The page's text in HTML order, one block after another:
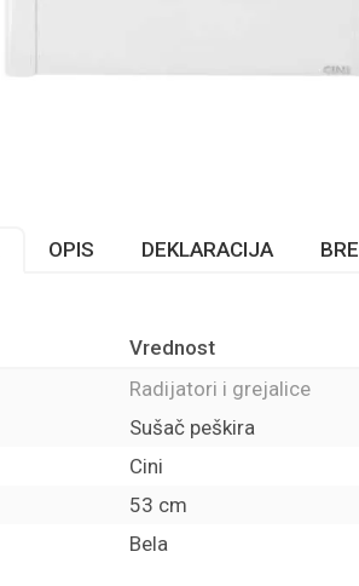
OPIS DEKLARACIJA
Vrednost
Radijatori i grejalice
Sušač peškira
Cini
53 cm
Bela